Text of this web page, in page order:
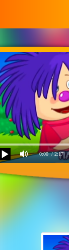
0:00 / 2:17